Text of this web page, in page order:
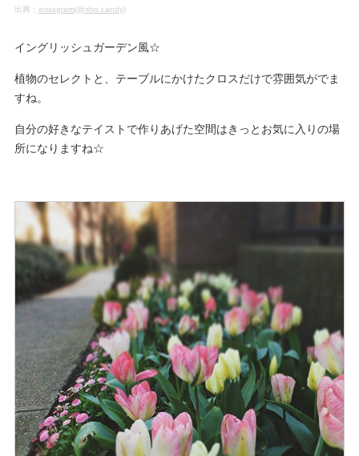
出典： instagram(@sho.candy)
イングリッシュガーデン風☆
植物のセレクトと、テーブルにかけたクロスだけで雰囲気がでま
すね。
自分の好きなテイストで作りあげた空間はきっとお気に入りの場
所になりますね☆